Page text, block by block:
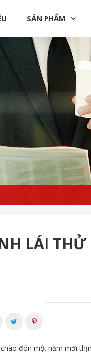
SẢN PHẨM
LÁI
đón một năm mới